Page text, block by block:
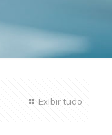
Exibir tudo